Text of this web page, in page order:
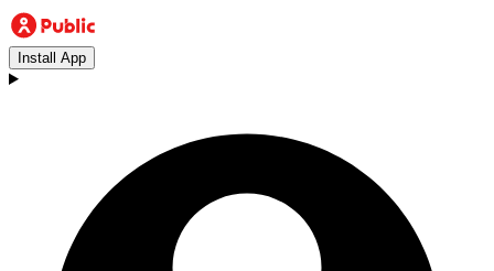
Install App